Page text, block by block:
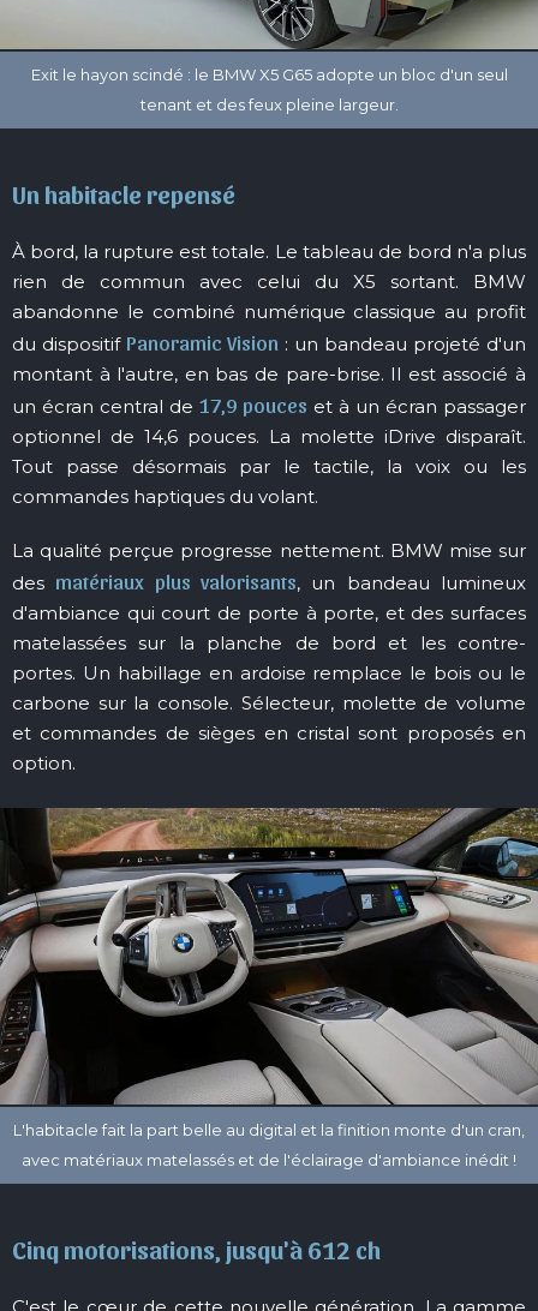
Un habitacle repensé
À bord, la rupture est totale. Le tableau de bord n'a plus
rien de commun avec celui du X5 sortant. BMW
abandonne le combiné numérique classique au profit
du dispositif Panoramic Vision : un bandeau projeté d'un
montant à l'autre, en bas de pare-brise. Il est associé à
un écran central de17,9 pouces et à un écran passager
optionnel de 14,6 pouces. La molette iDrive disparaît.
Tout passe désormais par le tactile, la voix ou les
commandes haptiques du volant.
La qualité perçue progresse nettement. BMW mise sur
des matériaux plus valorisants, un bandeau lumineux
d'ambiance qui court de porte à porte, et des surfaces
matelassées sur la planche de bord et les contre-
portes. Un habillage en ardoise remplace le bois ou le
carbone sur la console. Sélecteur, molette de volume
et commandes de sièges en cristal sont proposés en
option.
Cinq motorisations, jusqu'à 612 ch